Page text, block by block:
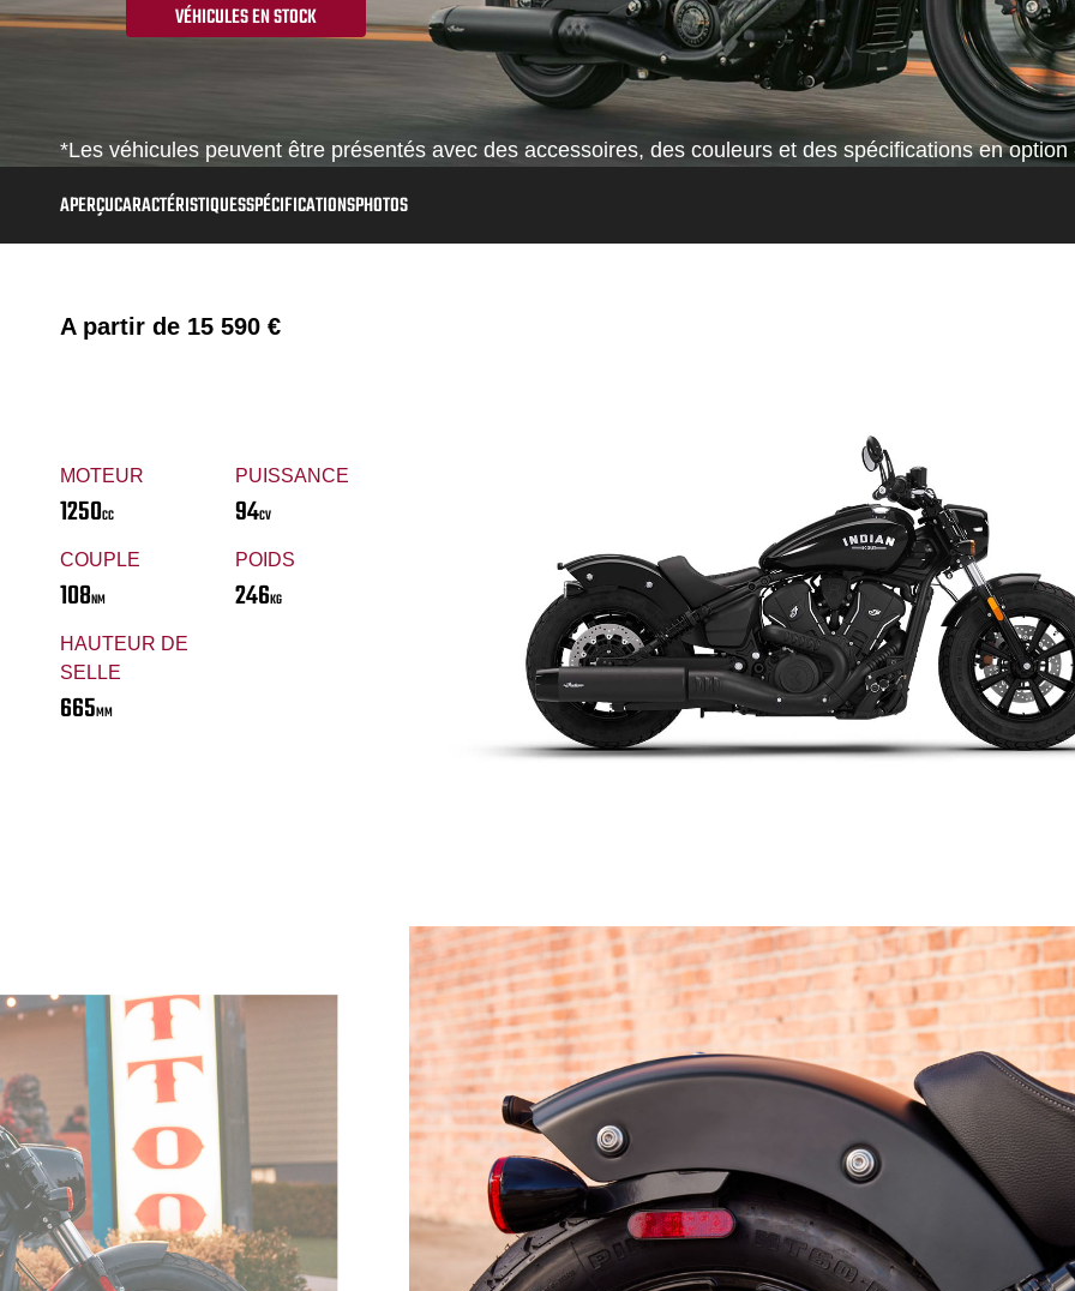
VÉHICULES EN STOCK
*Les véhicules peuvent être présentés avec des accessoires, des couleurs et des spécifications en
APERÇUCARACTÉRISTIQUESSPÉCIFICATIONSPHOTOS
A partir de 15 590 €
MOTEUR
1250CC
PUISSANCE
94CV
COUPLE
108NM
POIDS
246KG
HAUTEUR DE
SELLE
665MM